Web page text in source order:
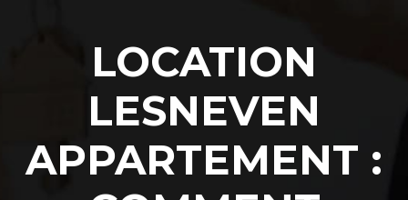
LOCATION
LESNEVEN
APPARTEMENT :